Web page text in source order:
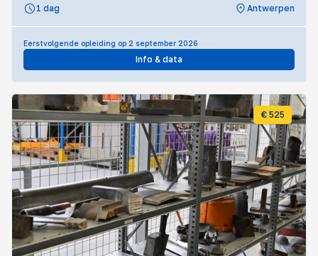
1 dag Antwerpen
Eerstvolgende opleiding op 2 september 2026
Info & data
€ 525